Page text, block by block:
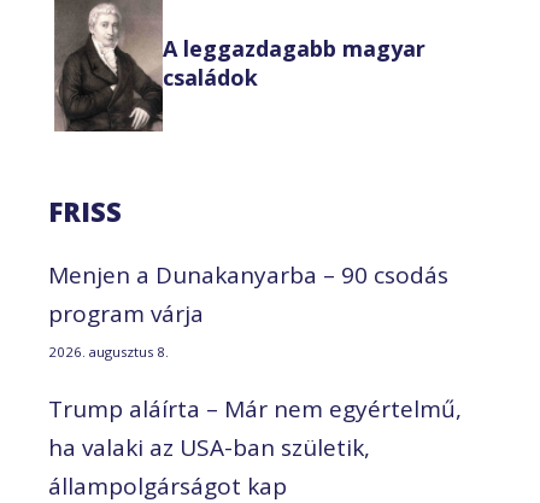
A leggazdagabb magyar
családok
FRISS
Menjen a Dunakanyarba – 90 csodás
program várja
2026. augusztus 8.
Trump aláírta – Már nem egyértelmű,
ha valaki az USA-ban születik,
állampolgárságot kap